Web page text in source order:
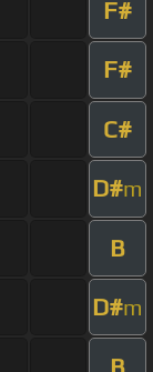
F#
F#
C#
D#m
B
D#m
B